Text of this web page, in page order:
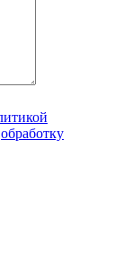
обработку